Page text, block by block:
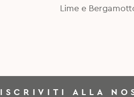
Lime e
ISCRIVITI ALLA